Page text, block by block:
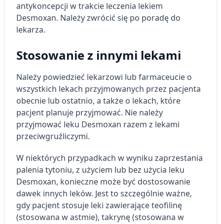
antykoncepcji w trakcie leczenia lekiem
Desmoxan. Należy zwrócić się po poradę do
lekarza.
Stosowanie z innymi lekami
Należy powiedzieć lekarzowi lub farmaceucie o
wszystkich lekach przyjmowanych przez pacjenta
obecnie lub ostatnio, a także o lekach, które
pacjent planuje przyjmować. Nie należy
przyjmować leku Desmoxan razem z lekami
przeciwgruźliczymi.
W niektórych przypadkach w wyniku zaprzestania
palenia tytoniu, z użyciem lub bez użycia leku
Desmoxan, konieczne może być dostosowanie
dawek innych leków. Jest to szczególnie ważne,
gdy pacjent stosuje leki zawierające teofilinę
(stosowana w astmie), takrynę (stosowana w